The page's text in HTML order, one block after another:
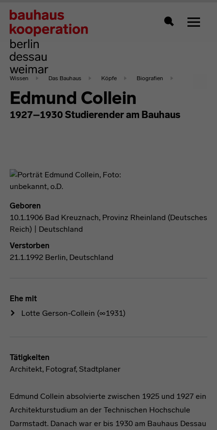
Zeigt
Wissen Das Bauhaus Köpfe Biografien
Edmund Collein
1927–1930 Studierender am Bauhaus
Geboren
10.1.1906 Bad Kreuznach, Provinz Rheinland (Deutsches
Reich) | Deutschland
Verstorben
21.1.1992 Berlin, Deutschland
Ehe mit
Lotte Gerson-Collein (∞1931)
Tätigkeiten
Architekt, Fotograf, Stadtplaner
Edmund Collein absolvierte zwischen 1925 und 1927 ein
Architekturstudium an der Technischen Hochschule
Darmstadt. Danach war er bis 1930 am Bauhaus Dessau